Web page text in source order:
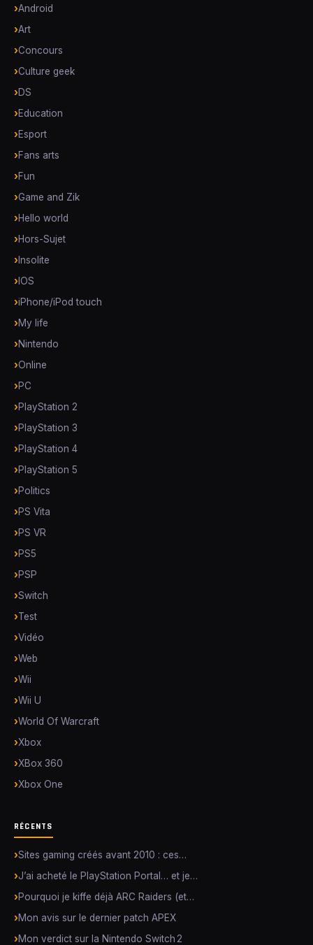
Android
Art
Concours
Culture geek
DS
Education
Esport
Fans arts
Fun
Game and Zik
Hello world
Hors-Sujet
Insolite
IOS
iPhone/iPod touch
My life
Nintendo
Online
PC
PlayStation 2
PlayStation 3
PlayStation 4
PlayStation 5
Politics
PS Vita
PS VR
PS5
PSP
Switch
Test
Vidéo
Web
Wii
Wii U
World Of Warcraft
Xbox
XBox 360
Xbox One
RÉCENTS
Sites gaming créés avant 2010 : ces…
J’ai acheté le PlayStation Portal… et je…
Pourquoi je kiffe déjà ARC Raiders (et…
Mon avis sur le dernier patch APEX
Mon verdict sur la Nintendo Switch 2